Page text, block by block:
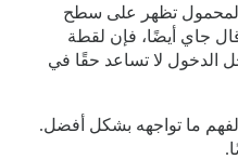
المحمول تظهر على سطح
جاي أيضًا، فإن لقطة
الدخول لا تساعد حقًا في
ما تواجهه بشكل أفضل.